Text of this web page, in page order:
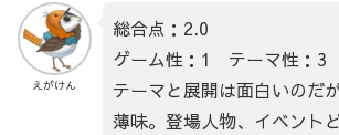
えがけん
総合点：2.0
ゲーム性：1 テーマ性：3
テーマと展開は面白いのだ
薄味。登場人物、イベント